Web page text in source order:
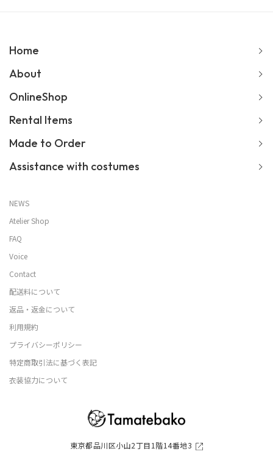
東京都品川区小山2丁目1階14番地3
Home
About
OnlineShop
Rental Items
Made to Order
Assistance with costumes
NEWS
Atelier Shop
FAQ
Voice
Contact
配送料について
返品・返金について
利用規約
プライバシーポリシー
特定商取引法に基づく表記
衣装協力について